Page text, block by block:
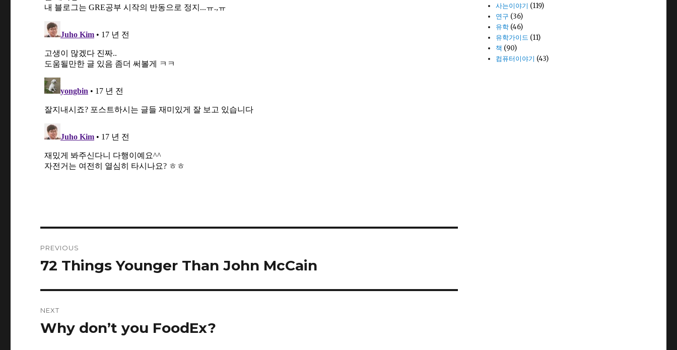
navigation
PREVIOUS
Previous
72 Things Younger Than John McCain
NEXT
Next
Why don’t you FoodEx?
사는이야기 (119)
연구 (36)
유학 (46)
유학가이드 (11)
책 (90)
컴퓨터이야기 (43)